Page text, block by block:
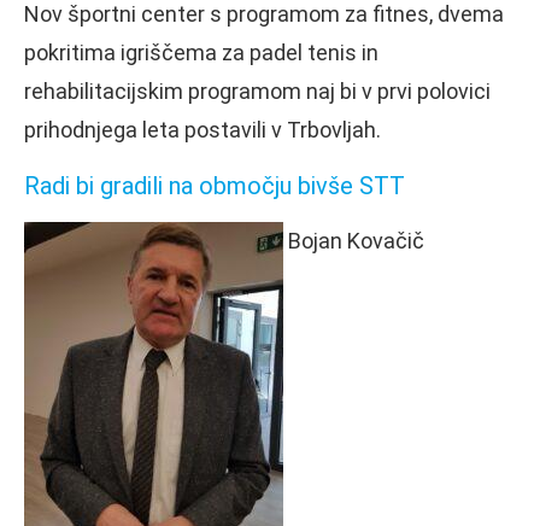
Nov športni center s programom za fitnes, dvema
pokritima igriščema za padel tenis in
rehabilitacijskim programom naj bi v prvi polovici
prihodnjega leta postavili v Trbovljah.
Radi bi gradili na območju bivše STT
Bojan Kovačič